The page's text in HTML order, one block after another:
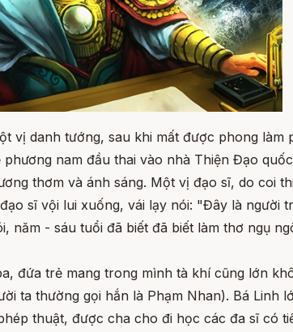
vị danh tướng, sau khi mất được phong
phương nam đầu thai vào nhà Thiện Đạo
thơm và ánh sáng. Một vị đạo sĩ, do coi
sĩ vội lui xuống, vái lạy nói: "Đây là người
năm - sáu tuổi đã biết đã biết làm thơ ngụ
đứa trẻ mang trong mình tà khí cũng lớn
ta thường gọi hắn là Phạm Nhan). Bá
thuật, được cha cho đi học các đa sĩ có